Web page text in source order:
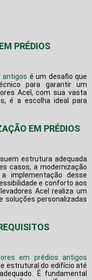
PRÉDIOS
antigos é um desafio que
para garantir um
Acel, com sua vasta
é a escolha ideal para
EM PRÉDIOS
estrutura adequada
casos, a modernização
implementação desse
e conforto aos
Acel realiza um
soluções personalizadas
em prédios antigos
estrutural do edifício até
É fundamental